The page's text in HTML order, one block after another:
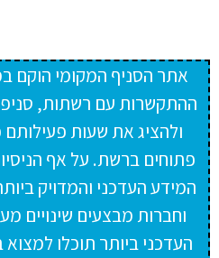
אתר הסניף המקומי הוקם
ההתקשרות עם רשתות,
ולהציג את שעות
פתוחים ברשת. על אף
המידע העדכני והמדויק
וחברות מבצעים שינויים
העדכני ביותר תוכלו